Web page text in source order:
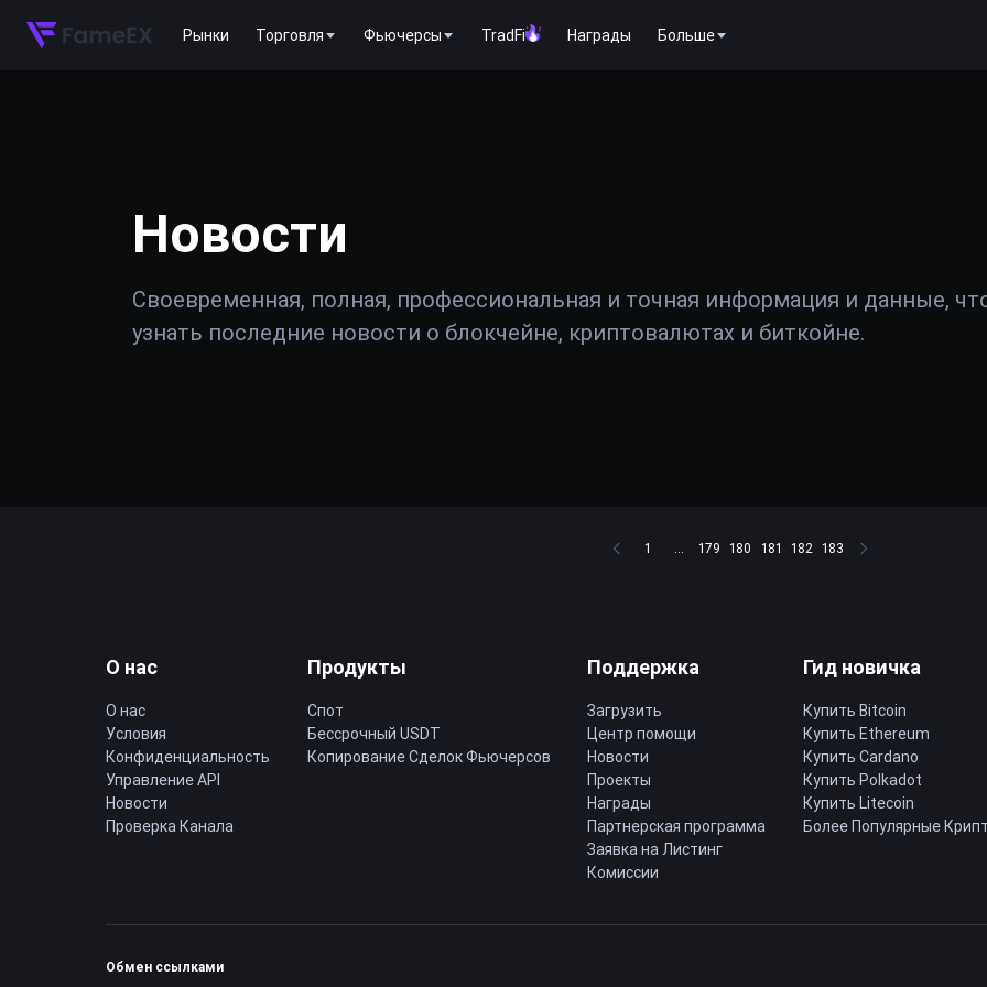
Рынки Торговля Фьючерсы TradFi Награды Больше
Новости
Своевременная, полная, профессиональная и точная информация и данные,
узнать последние новости о блокчейне, криптовалютах и биткойне.
1 ... 179 180 181 182 183
О нас
О нас
Условия
Конфиденциальность
Управление API
Новости
Проверка Канала
Продукты
Спот
Бессрочный USDT
Копирование Cделок Фьючерсов
Поддержка
Загрузить
Центр помощи
Новости
Проекты
Награды
Партнерская программа
Заявка на Листинг
Комиссии
Гид новичка
Купить Bitcoin
Купить Ethereum
Купить Cardano
Купить Polkadot
Купить Litecoin
Более Популярные
Обмен ссылками